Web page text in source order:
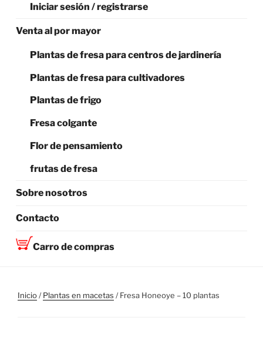
Iniciar sesión / registrarse
Venta al por mayor
Plantas de fresa para centros de jardinería
Plantas de fresa para cultivadores
Plantas de frigo
Fresa colgante
Flor de pensamiento
frutas de fresa
Sobre nosotros
Contacto
Carro de compras
Inicio/Plantas en macetas / Fresa Honeoye – 10 plantas